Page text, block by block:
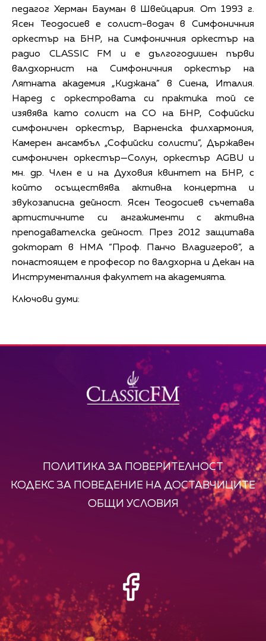
педагог Херман Бауман в Швейцария. От 1993 г.
Ясен Теодосиев е солист-водач в Симфоничния
оркестър на БНР, на Симфоничния оркестър на
радио CLASSIC FM и е дългогодишен първи
валдхорнист на Симфоничния оркестър на
Лятната академия „Киджана” в Сиена, Италия.
Наред с оркестровата си практика той се
изявява като солист на СО на БНР, Софийски
симфоничен оркестър, Варненска филхармония,
Камерен ансамбъл „Софийски солисти”, Държавен
симфоничен оркестър—Солун, оркестър AGBU и
мн. др. Член е и на Духовия квинтет на БНР, с
който осъществява активна концертна и
звукозаписна дейност. Ясен Теодосиев съчетава
артистичните си ангажименти с активна
преподавателска дейност. През 2012 защитава
докторат в НМА “Проф. Панчо Владигеров”, а
понастоящем е професор по валдхорна и Декан на
Инструменталния факултет на академията.
Ключови думи:
ПОЛИТИКА ЗА ПОВЕРИТЕЛНОСТ
КОДЕКС ЗА ПОВЕДЕНИЕ НА ДОСТАВЧИЦИТЕ
ОБЩИ УСЛОВИЯ